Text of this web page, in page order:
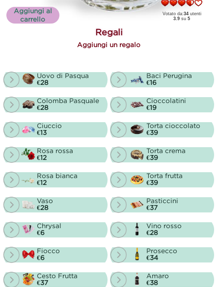
Aggiungi al
carrello
Votato da:34utenti
3.9 su5
Regali
Aggiungi un regalo
Uovo di Pasqua
€28
Colomba Pasquale
€28
Ciuccio
€13
Rosa rossa
€12
Rosa bianca
€12
Vaso
€28
Chrysal
€6
Fiocco
€6
Cesto Frutta
€37
Baci Perugina
€16
Cioccolatini
€19
Torta cioccolato
€39
Torta crema
€39
Torta frutta
€39
Pasticcini
€37
Vino rosso
€28
Prosecco
€34
Amaro
€38